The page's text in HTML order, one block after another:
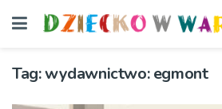
Tag:wydawnictwo: egmont